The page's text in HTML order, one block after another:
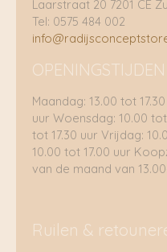
Laarstraat 20 7201 CE
Tel: 0575 484 002
OPENINGSTIJDEN
Maandag: 13.00 tot
uur Woensdag: 10.00
tot 17.30 uur Vrijdag:
10.00 tot 17.00 uur
van de maand van
Ruilen &